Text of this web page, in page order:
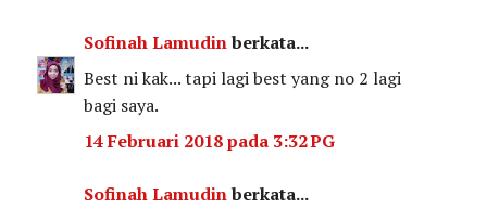
Sofinah Lamudinberkata...
Best ni kak... tapi lagi best yang no 2 lagi
bagi saya.
14 Februari 2018 pada 3:32 PG
Sofinah Lamudinberkata...